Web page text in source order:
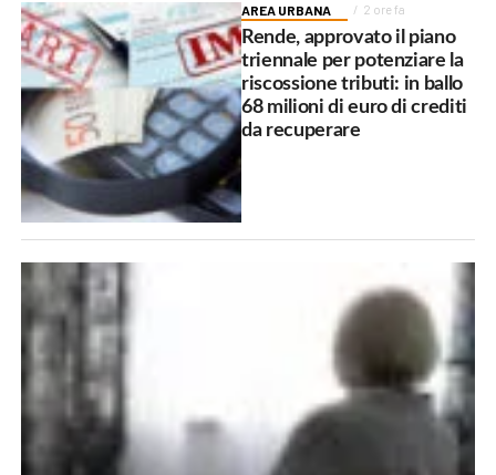
AREA URBANA 2 ore fa
Rende, approvato il piano
triennale per potenziare la
riscossione tributi: in ballo
68 milioni di euro di crediti
da recuperare